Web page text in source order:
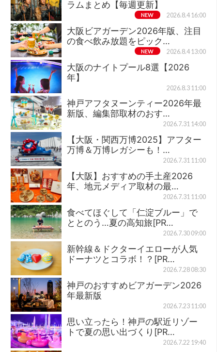
ラムまとめ【毎週更新】
NEW 2026.8.4 16:00
大阪ビアガーデン2026年版、注目
の食べ飲み放題をピック…
NEW 2026.8.4 13:00
大阪のナイトプール8選【2026
年】
2026.8.3 11:00
神戸アフタヌーンティー2026年最
新版、編集部取材のおす…
2026.7.31 14:00
【大阪・関西万博2025】アフター
万博＆万博レガシーも！…
2026.7.31 11:00
【大阪】おすすめの手土産2026
年、地元メディア取材の最…
2026.7.31 11:00
食べてほぐして「仁淀ブルー」で
ととのう…夏の高知旅[PR…
2026.7.30 09:00
新幹線＆ドクターイエローが人気
ドーナツとコラボ！？[PR…
2026.7.28 08:30
神戸のおすすめビアガーデン2026
年最新版
2026.7.23 11:00
思い立ったら！神戸の駅近リゾー
トで夏の思い出づくり[PR…
2026.7.22 19:40